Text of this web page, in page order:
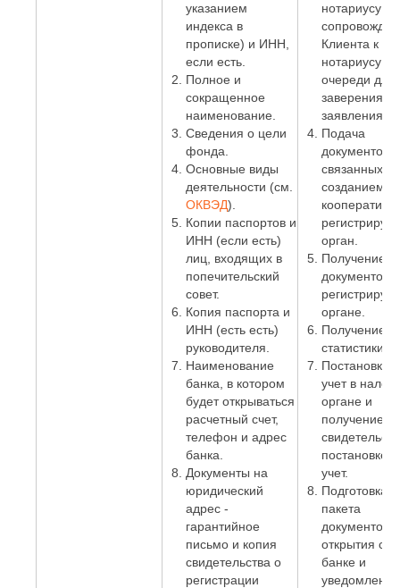
указанием
индекса в
прописке) и ИНН,
если есть.
Полное и
сокращенное
наименование.
Сведения о цели
фонда.
Основные виды
деятельности (см.
ОКВЭД).
Копии паспортов и
ИНН (если есть)
лиц, входящих в
попечительский
совет.
Копия паспорта и
ИНН (есть есть)
руководителя.
Наименование
банка, в котором
будет открываться
расчетный счет,
телефон и адрес
банка.
Документы на
юридический
адрес -
гарантийное
письмо и копия
свидетельства о
регистрации
нотариусу и
Клиента к
нотариусу
очереди для
заверения
заявления;
Подача
документов,
связанных с
созданием
орган.
Получение
документов в
органе.
Получение
статистики.
Постановка
учет в
органе и
получение
постановке
учет.
Подготовка
пакета
документов
открытия
банке и
уведомление